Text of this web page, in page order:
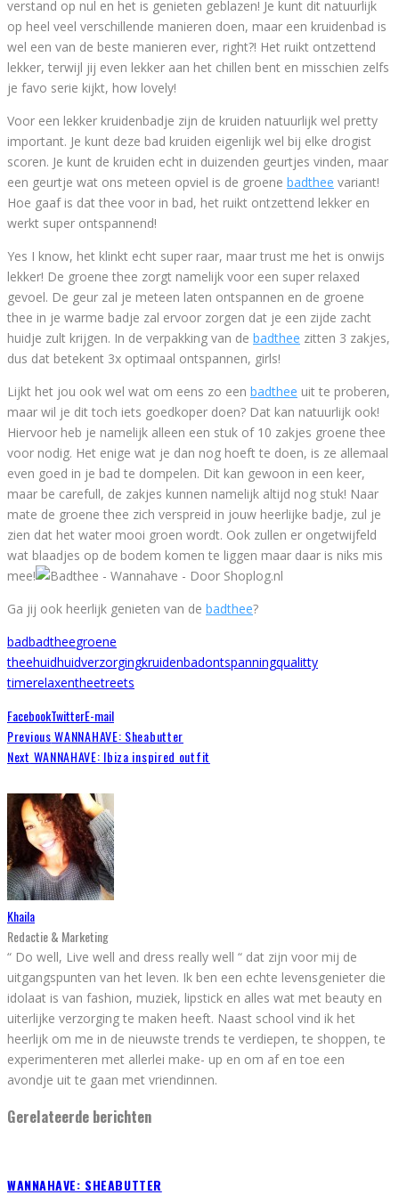
verstand op nul en het is genieten geblazen! Je kunt dit natuurlijk
op heel veel verschillende manieren doen, maar een kruidenbad is
wel een van de beste manieren ever, right?! Het ruikt ontzettend
lekker, terwijl jij even lekker aan het chillen bent en misschien zelfs
je favo serie kijkt, how lovely!
Voor een lekker kruidenbadje zijn de kruiden natuurlijk wel pretty
important. Je kunt deze bad kruiden eigenlijk wel bij elke drogist
scoren. Je kunt de kruiden echt in duizenden geurtjes vinden, maar
een geurtje wat ons meteen opviel is de groene badthee variant!
Hoe gaaf is dat thee voor in bad, het ruikt ontzettend lekker en
werkt super ontspannend!
Yes I know, het klinkt echt super raar, maar trust me het is onwijs
lekker! De groene thee zorgt namelijk voor een super relaxed
gevoel. De geur zal je meteen laten ontspannen en de groene
thee in je warme badje zal ervoor zorgen dat je een zijde zacht
huidje zult krijgen. In de verpakking van de badthee zitten 3 zakjes,
dus dat betekent 3x optimaal ontspannen, girls!
Lijkt het jou ook wel wat om eens zo een badthee uit te proberen,
maar wil je dit toch iets goedkoper doen? Dat kan natuurlijk ook!
Hiervoor heb je namelijk alleen een stuk of 10 zakjes groene thee
voor nodig. Het enige wat je dan nog hoeft te doen, is ze allemaal
even goed in je bad te dompelen. Dit kan gewoon in een keer,
maar be carefull, de zakjes kunnen namelijk altijd nog stuk! Naar
mate de groene thee zich verspreid in jouw heerlijke badje, zul je
zien dat het water mooi groen wordt. Ook zullen er ongetwijfeld
wat blaadjes op de bodem komen te liggen maar daar is niks mis
mee!
Ga jij ook heerlijk genieten van de badthee?
badbadtheegroene
theehuidhuidverzorgingkruidenbadontspanningqualitty
timerelaxentheetreets
FacebookTwitterE-mail
PreviousWANNAHAVE: Sheabutter
Next WANNAHAVE: Ibiza inspired outfit
Khaila
Redactie & Marketing
“ Do well, Live well and dress really well “ dat zijn voor mij de
uitgangspunten van het leven. Ik ben een echte levensgenieter die
idolaat is van fashion, muziek, lipstick en alles wat met beauty en
uiterlijke verzorging te maken heeft. Naast school vind ik het
heerlijk om me in de nieuwste trends te verdiepen, te shoppen, te
experimenteren met allerlei make- up en om af en toe een
avondje uit te gaan met vriendinnen.
Gerelateerde berichten
WANNAHAVE: SHEABUTTER